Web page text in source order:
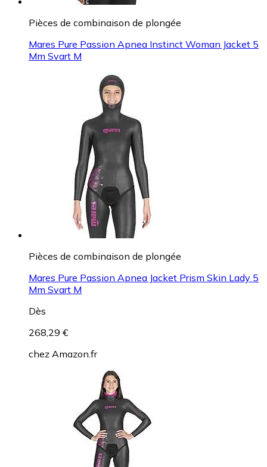
Pièces de combinaison de plongée
Mares Pure Passion Apnea Instinct Woman Jacket 5
Mm Svart M
Pièces de combinaison de plongée
Mares Pure Passion Apnea Jacket Prism Skin Lady 5
Mm Svart M
Dès
268,29 €
chez Amazon.fr